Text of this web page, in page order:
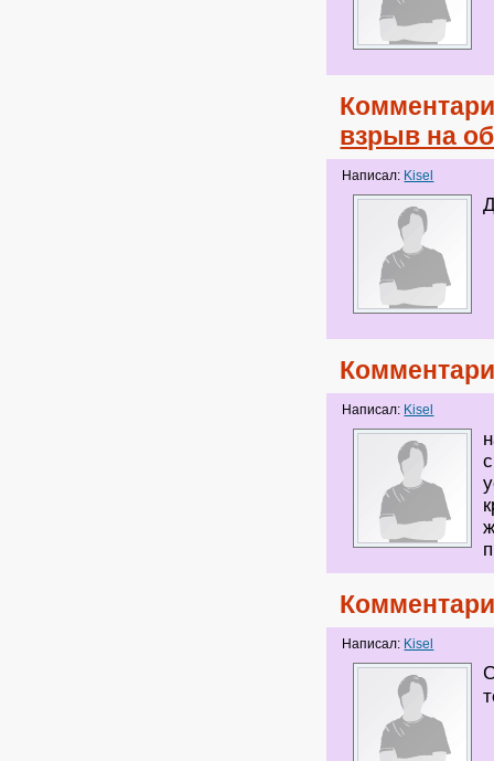
взрыв на
Написал: Kisel
Написал: Kisel
Написал: Kisel